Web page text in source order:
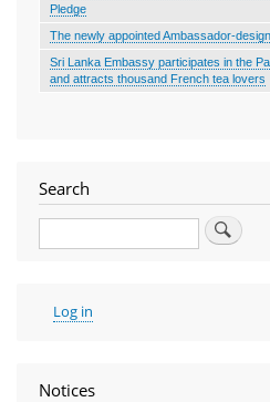
Pledge
The newly appointed Ambassador-
Sri Lanka Embassy participates in the
and attracts thousand French tea lovers
Search
Search
User
account
Log in
Notices